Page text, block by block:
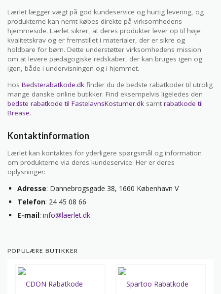
Lærlet lægger vægt på god kundeservice og hurtig levering, og
produkterne kan nemt købes direkte på virksomhedens
hjemmeside. Lærlet sikrer, at deres produkter lever op til høje
kvalitetskrav og er fremstillet i materialer, der er sikre og
holdbare for børn. Dette understøtter virksomhedens mission
om at levere pædagogiske redskaber, der kan bruges igen og
igen, både i undervisningen og i hjemmet.
Hos Bedsterabatkode.dk finder du de bedste rabatkoder til utrolig
mange danske online butikker. Find eksempelvis ligeledes den
bedste rabatkode til FastelavnsKostumer.dk samt rabatkode til
Brease.
Kontaktinformation
Lærlet kan kontaktes for yderligere spørgsmål og information
om produkterne via deres kundeservice. Her er deres
oplysninger:
Adresse: Dannebrogsgade 38, 1660 København V
Telefon: 24 45 08 66
E-mail: info@laerlet.dk
POPULÆRE BUTIKKER